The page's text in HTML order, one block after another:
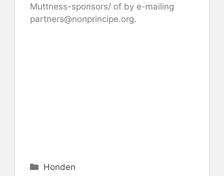
Muttness-sponsors/ of by e-mailing
partners@nonprincipe.org.
Categorieën
Honden